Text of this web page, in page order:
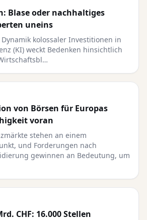
Blase oder nachhaltiges
uneins
kolossaler Investitionen in
(KI) weckt Bedenken hinsichtlich
von Börsen für Europas
voran
stehen an einem
und Forderungen nach
gewinnen an Bedeutung, um
CHF: 16.000 Stellen